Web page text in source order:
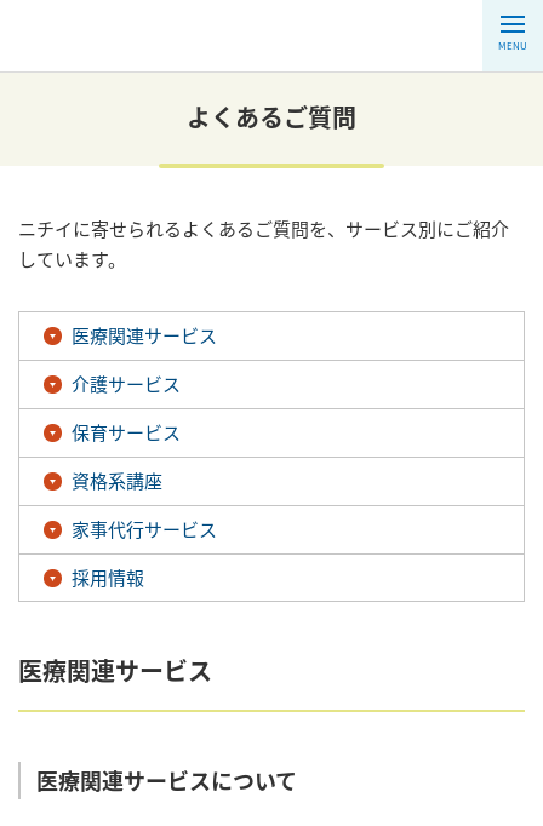
MENU
よくあるご質問
ニチイに寄せられるよくあるご質問を、サービス別にご紹介
しています。
医療関連サービス
介護サービス
保育サービス
資格系講座
家事代行サービス
採用情報
医療関連サービス
医療関連サービスについて